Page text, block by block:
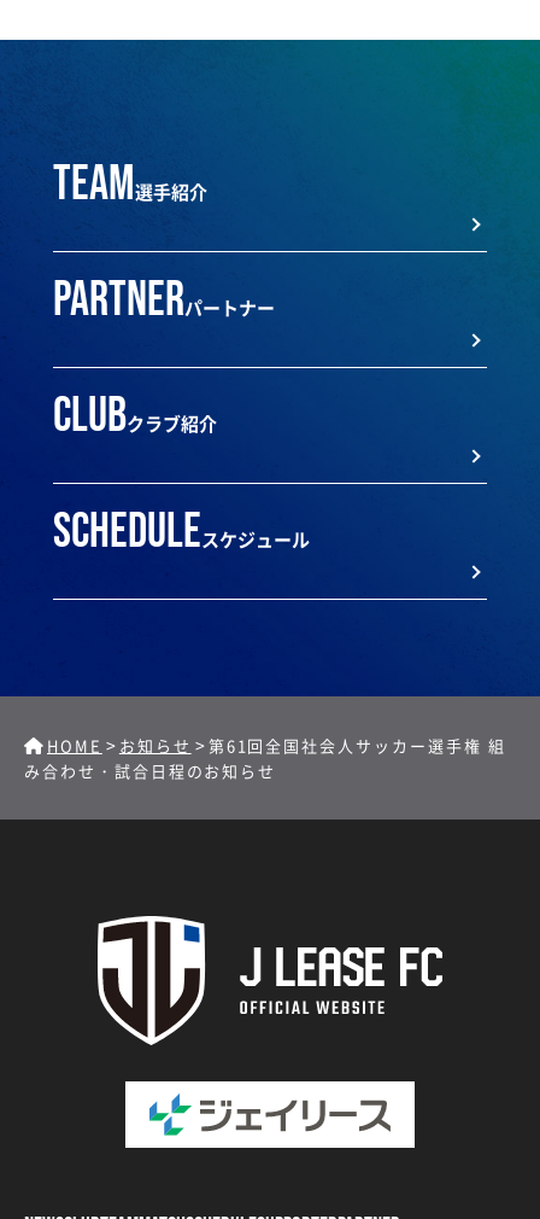
team選手紹介
partnerパートナー
clubクラブ紹介
scheduleスケジュール
HOME > お知らせ >第61回全国社会人サッカー選手権 組
み合わせ・試合日程のお知らせ